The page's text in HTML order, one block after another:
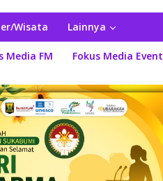
Wisata Lainnya
Media FM Fokus Media Event